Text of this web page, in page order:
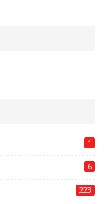
1
6
223